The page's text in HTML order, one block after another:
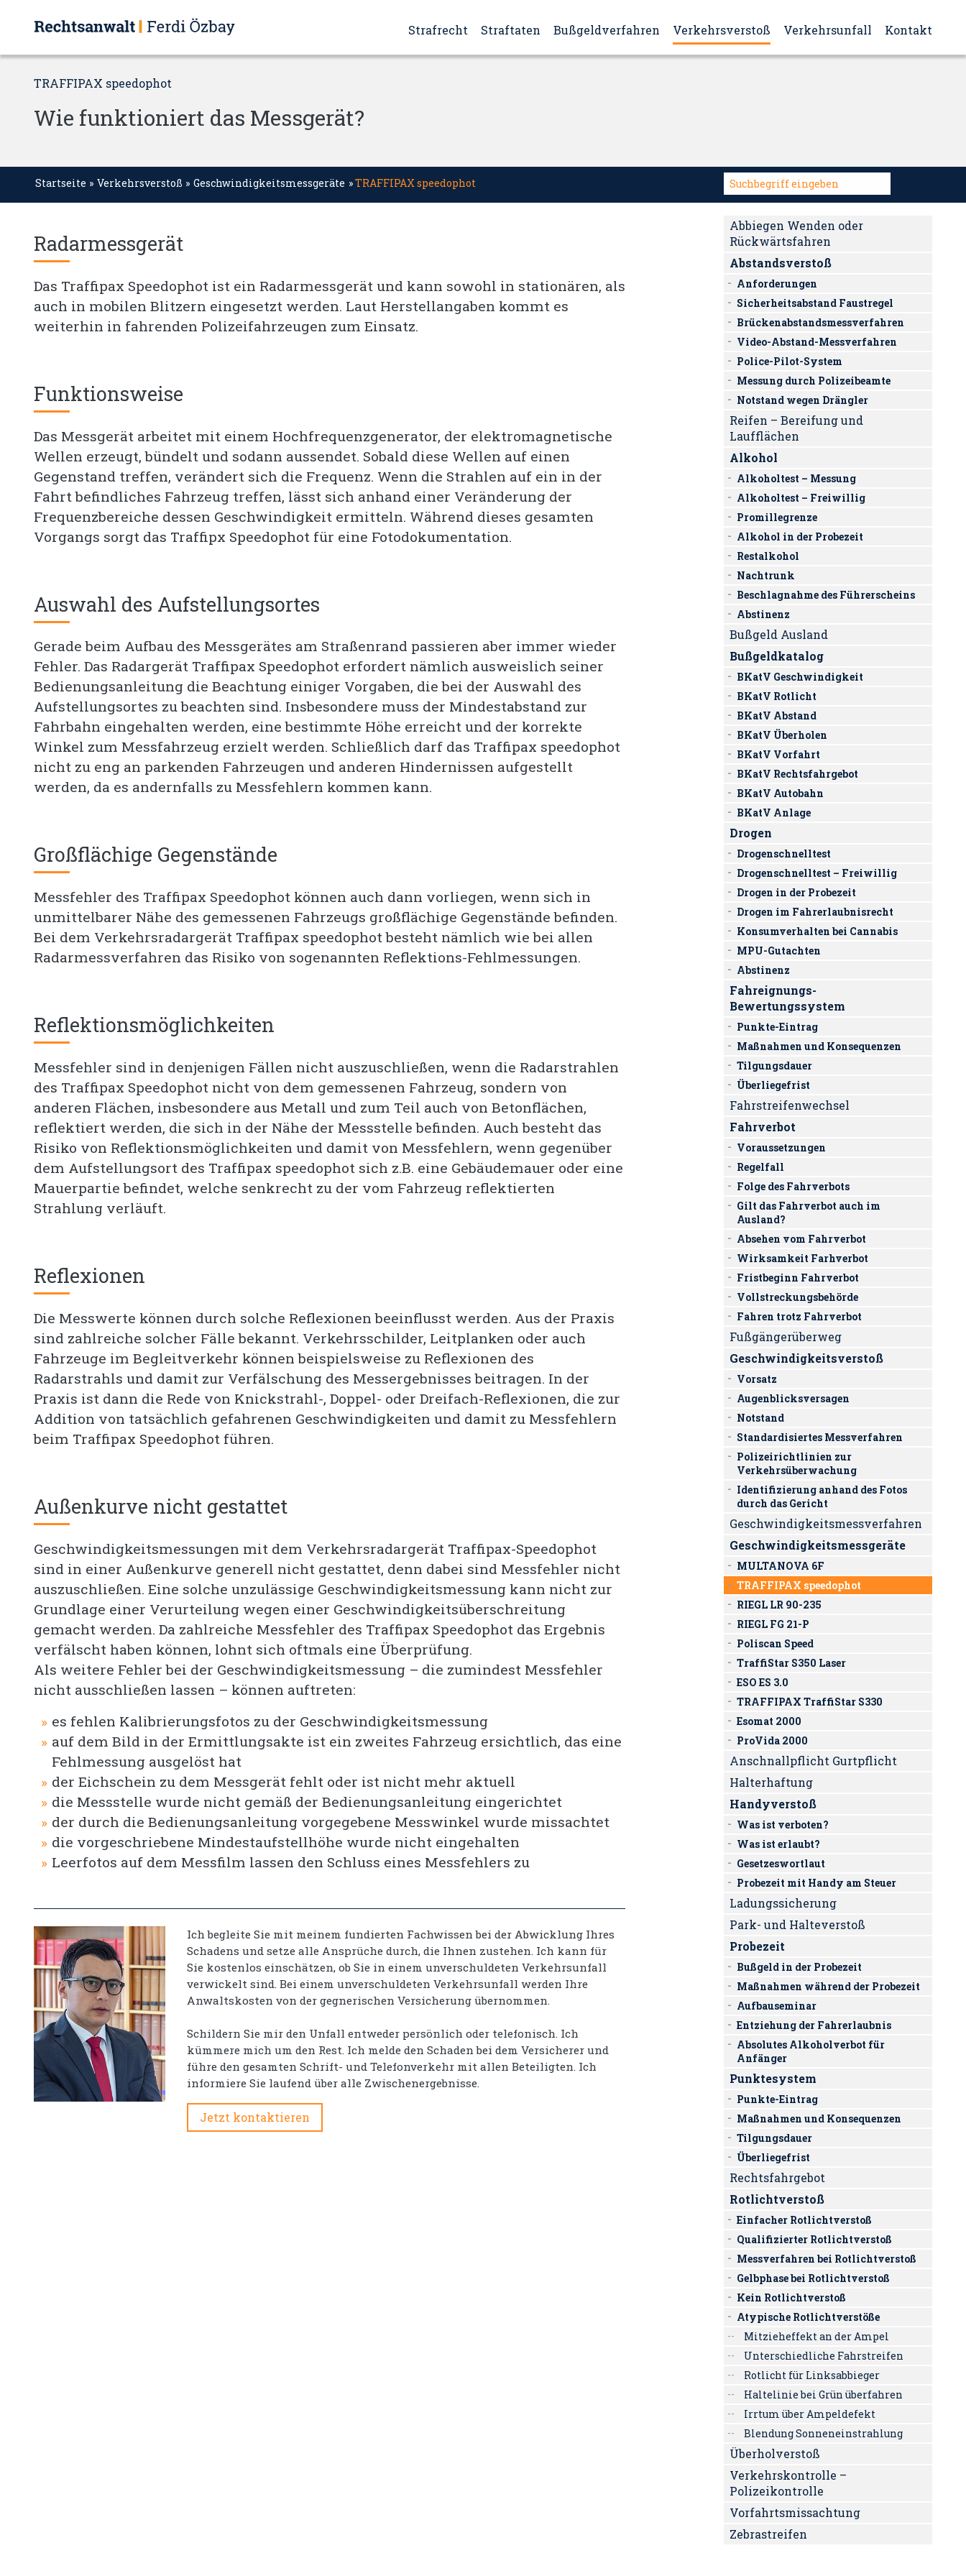
Strafrecht Straftaten Bußgeldverfahren Verkehrsverstoß Verkehrsunfall Kontakt
TRAFFIPAX speedophot
Wie funktioniert das Messgerät?
Startseite » Verkehrsverstoß » Geschwindigkeitsmessgeräte »TRAFFIPAX speedophot
Radarmessgerät
Das Traffipax Speedophot ist ein Radarmessgerät und kann sowohl in stationären, als
auch in mobilen Blitzern eingesetzt werden. Laut Herstellangaben kommt es
weiterhin in fahrenden Polizeifahrzeugen zum Einsatz.
Funktionsweise
Das Messgerät arbeitet mit einem Hochfrequenzgenerator, der elektromagnetische
Wellen erzeugt, bündelt und sodann aussendet. Sobald diese Wellen auf einen
Gegenstand treffen, verändert sich die Frequenz. Wenn die Strahlen auf ein in der
Fahrt befindliches Fahrzeug treffen, lässt sich anhand einer Veränderung der
Frequenzbereiche dessen Geschwindigkeit ermitteln. Während dieses gesamten
Vorgangs sorgt das Traffipx Speedophot für eine Fotodokumentation.
Auswahl des Aufstellungsortes
Gerade beim Aufbau des Messgerätes am Straßenrand passieren aber immer wieder
Fehler. Das Radargerät Traffipax Speedophot erfordert nämlich ausweislich seiner
Bedienungsanleitung die Beachtung einiger Vorgaben, die bei der Auswahl des
Aufstellungsortes zu beachten sind. Insbesondere muss der Mindestabstand zur
Fahrbahn eingehalten werden, eine bestimmte Höhe erreicht und der korrekte
Winkel zum Messfahrzeug erzielt werden. Schließlich darf das Traffipax speedophot
nicht zu eng an parkenden Fahrzeugen und anderen Hindernissen aufgestellt
werden, da es andernfalls zu Messfehlern kommen kann.
Großflächige Gegenstände
Messfehler des Traffipax Speedophot können auch dann vorliegen, wenn sich in
unmittelbarer Nähe des gemessenen Fahrzeugs großflächige Gegenstände befinden.
Bei dem Verkehrsradargerät Traffipax speedophot besteht nämlich wie bei allen
Radarmessverfahren das Risiko von sogenannten Reflektions-Fehlmessungen.
Reflektionsmöglichkeiten
Messfehler sind in denjenigen Fällen nicht auszuschließen, wenn die Radarstrahlen
des Traffipax Speedophot nicht von dem gemessenen Fahrzeug, sondern von
anderen Flächen, insbesondere aus Metall und zum Teil auch von Betonflächen,
reflektiert werden, die sich in der Nähe der Messstelle befinden. Auch besteht das
Risiko von Reflektionsmöglichkeiten und damit von Messfehlern, wenn gegenüber
dem Aufstellungsort des Traffipax speedophot sich z.B. eine Gebäudemauer oder eine
Mauerpartie befindet, welche senkrecht zu der vom Fahrzeug reflektierten
Strahlung verläuft.
Reflexionen
Die Messwerte können durch solche Reflexionen beeinflusst werden. Aus der Praxis
sind zahlreiche solcher Fälle bekannt. Verkehrsschilder, Leitplanken oder auch
Fahrzeuge im Begleitverkehr können beispielsweise zu Reflexionen des
Radarstrahls und damit zur Verfälschung des Messergebnisses beitragen. In der
Praxis ist dann die Rede von Knickstrahl-, Doppel- oder Dreifach-Reflexionen, die zur
Addition von tatsächlich gefahrenen Geschwindigkeiten und damit zu Messfehlern
beim Traffipax Speedophot führen.
Außenkurve nicht gestattet
Geschwindigkeitsmessungen mit dem Verkehrsradargerät Traffipax-Speedophot
sind in einer Außenkurve generell nicht gestattet, denn dabei sind Messfehler nicht
auszuschließen. Eine solche unzulässige Geschwindigkeitsmessung kann nicht zur
Grundlage einer Verurteilung wegen einer Geschwindigkeitsüberschreitung
gemacht werden. Da zahlreiche Messfehler des Traffipax Speedophot das Ergebnis
verfälscht haben können, lohnt sich oftmals eine Überprüfung.
Als weitere Fehler bei der Geschwindigkeitsmessung – die zumindest Messfehler
nicht ausschließen lassen – können auftreten:
es fehlen Kalibrierungsfotos zu der Geschwindigkeitsmessung
auf dem Bild in der Ermittlungsakte ist ein zweites Fahrzeug ersichtlich, das eine
Fehlmessung ausgelöst hat
der Eichschein zu dem Messgerät fehlt oder ist nicht mehr aktuell
die Messstelle wurde nicht gemäß der Bedienungsanleitung eingerichtet
der durch die Bedienungsanleitung vorgegebene Messwinkel wurde missachtet
die vorgeschriebene Mindestaufstellhöhe wurde nicht eingehalten
Leerfotos auf dem Messfilm lassen den Schluss eines Messfehlers zu
Ich begleite Sie mit meinem fundierten Fachwissen bei der Abwicklung Ihres
Schadens und setze alle Ansprüche durch, die Ihnen zustehen. Ich kann für
Sie kostenlos einschätzen, ob Sie in einem unverschuldeten Verkehrsunfall
verwickelt sind. Bei einem unverschuldeten Verkehrsunfall werden Ihre
Anwaltskosten von der gegnerischen Versicherung übernommen.
Schildern Sie mir den Unfall entweder persönlich oder telefonisch. Ich
kümmere mich um den Rest. Ich melde den Schaden bei dem Versicherer und
führe den gesamten Schrift- und Telefonverkehr mit allen Beteiligten. Ich
informiere Sie laufend über alle Zwischenergebnisse.
Jetzt kontaktieren
Abbiegen Wenden oder
Rückwärtsfahren
Abstandsverstoß
Anforderungen
Sicherheitsabstand Faustregel
Brückenabstandsmessverfahren
Video-Abstand-Messverfahren
Police-Pilot-System
Messung durch Polizeibeamte
Notstand wegen Drängler
Reifen – Bereifung und
Laufflächen
Alkohol
Alkoholtest – Messung
Alkoholtest – Freiwillig
Promillegrenze
Alkohol in der Probezeit
Restalkohol
Nachtrunk
Beschlagnahme des Führerscheins
Abstinenz
Bußgeld Ausland
Bußgeldkatalog
BKatV Geschwindigkeit
BKatV Rotlicht
BKatV Abstand
BKatV Überholen
BKatV Vorfahrt
BKatV Rechtsfahrgebot
BKatV Autobahn
BKatV Anlage
Drogen
Drogenschnelltest
Drogenschnelltest – Freiwillig
Drogen in der Probezeit
Drogen im Fahrerlaubnisrecht
Konsumverhalten bei Cannabis
MPU-Gutachten
Abstinenz
Fahreignungs-
Bewertungssystem
Punkte-Eintrag
Maßnahmen und Konsequenzen
Tilgungsdauer
Überliegefrist
Fahrstreifenwechsel
Fahrverbot
Voraussetzungen
Regelfall
Folge des Fahrverbots
Gilt das Fahrverbot auch im
Ausland?
Absehen vom Fahrverbot
Wirksamkeit Farhverbot
Fristbeginn Fahrverbot
Vollstreckungsbehörde
Fahren trotz Fahrverbot
Fußgängerüberweg
Geschwindigkeitsverstoß
Vorsatz
Augenblicksversagen
Notstand
Standardisiertes Messverfahren
Polizeirichtlinien zur
Verkehrsüberwachung
Identifizierung anhand des Fotos
durch das Gericht
Geschwindigkeitsmessverfahren
Geschwindigkeitsmessgeräte
MULTANOVA 6F
TRAFFIPAX speedophot
RIEGL LR 90-235
RIEGL FG 21-P
Poliscan Speed
TraffiStar S350 Laser
ESO ES 3.0
TRAFFIPAX TraffiStar S330
Esomat 2000
ProVida 2000
Anschnallpflicht Gurtpflicht
Halterhaftung
Handyverstoß
Was ist verboten?
Was ist erlaubt?
Gesetzeswortlaut
Probezeit mit Handy am Steuer
Ladungssicherung
Park- und Halteverstoß
Probezeit
Bußgeld in der Probezeit
Maßnahmen während der Probezeit
Aufbauseminar
Entziehung der Fahrerlaubnis
Absolutes Alkoholverbot für
Anfänger
Punktesystem
Punkte-Eintrag
Maßnahmen und Konsequenzen
Tilgungsdauer
Überliegefrist
Rechtsfahrgebot
Rotlichtverstoß
Einfacher Rotlichtverstoß
Qualifizierter Rotlichtverstoß
Messverfahren bei Rotlichtverstoß
Gelbphase bei Rotlichtverstoß
Kein Rotlichtverstoß
Atypische Rotlichtverstöße
Mitzieheffekt an der Ampel
Unterschiedliche Fahrstreifen
Rotlicht für Linksabbieger
Haltelinie bei Grün überfahren
Irrtum über Ampeldefekt
Blendung Sonneneinstrahlung
Überholverstoß
Verkehrskontrolle –
Polizeikontrolle
Vorfahrtsmissachtung
Zebrastreifen